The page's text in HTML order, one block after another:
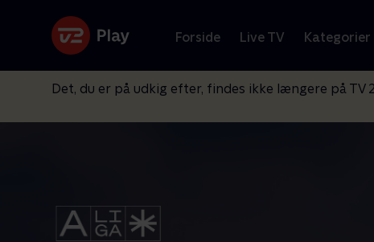
Forside Live TV Kategorier
Det, du er på udkig efter, findes ikke længere på TV